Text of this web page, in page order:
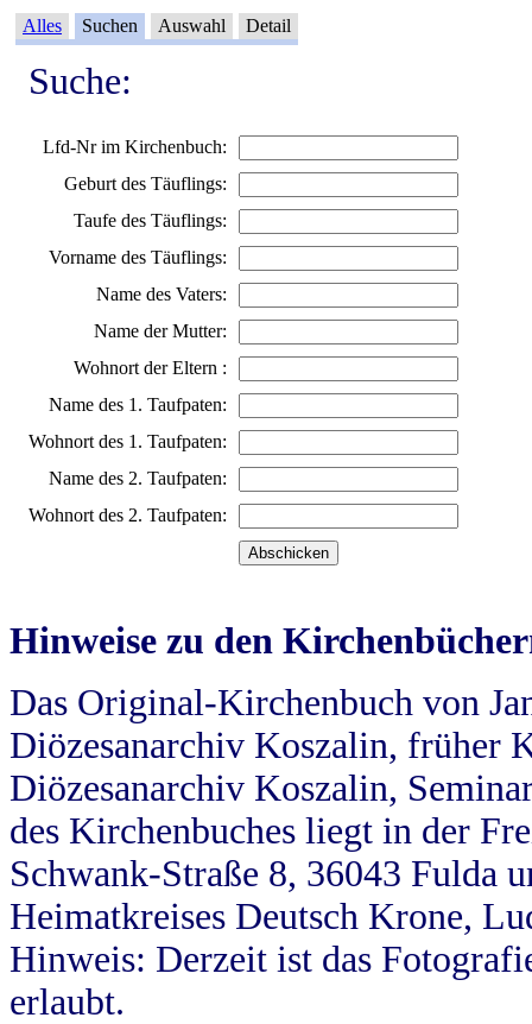
Alles Suchen Auswahl Detail
Suche:
Lfd-Nr im Kirchenbuch:
Geburt des Täuflings:
Taufe des Täuflings:
Vorname des Täuflings:
Name des Vaters:
Name der Mutter:
Wohnort der Eltern :
Name des 1. Taufpaten:
Wohnort des 1. Taufpaten:
Name des 2. Taufpaten:
Wohnort des 2. Taufpaten:
Hinweise zu den
Das Original-Kirchenbuch von
Diözesanarchiv Koszalin, früher
Diözesanarchiv Koszalin,
des Kirchenbuches liegt in der
Schwank-Straße 8, 36043 Fulda
Heimatkreises Deutsch Krone,
Hinweis: Derzeit ist das
erlaubt.